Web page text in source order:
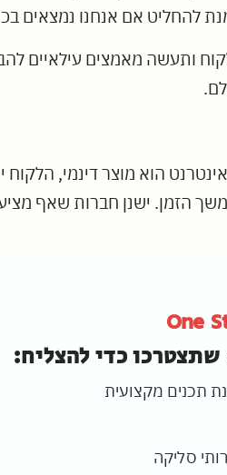
אם אנחנו נמצאים
ותעשה מאמצים עילאיים
הוא מוצר דינמי,
הזמן. ישנן חברות שאף
One
כדי להצליח:
תכנים מקצועית
סליקה